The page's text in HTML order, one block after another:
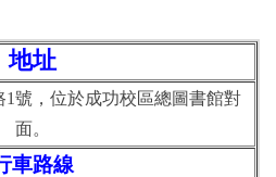
地址
1號，位於成功校區總圖書館對
面。
車路線